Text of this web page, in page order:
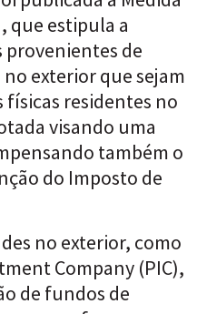
que estipula a
de
exterior que sejam
residentes no
visando uma
também o
do Imposto de
no exterior, como
Company (PIC),
de fundos de